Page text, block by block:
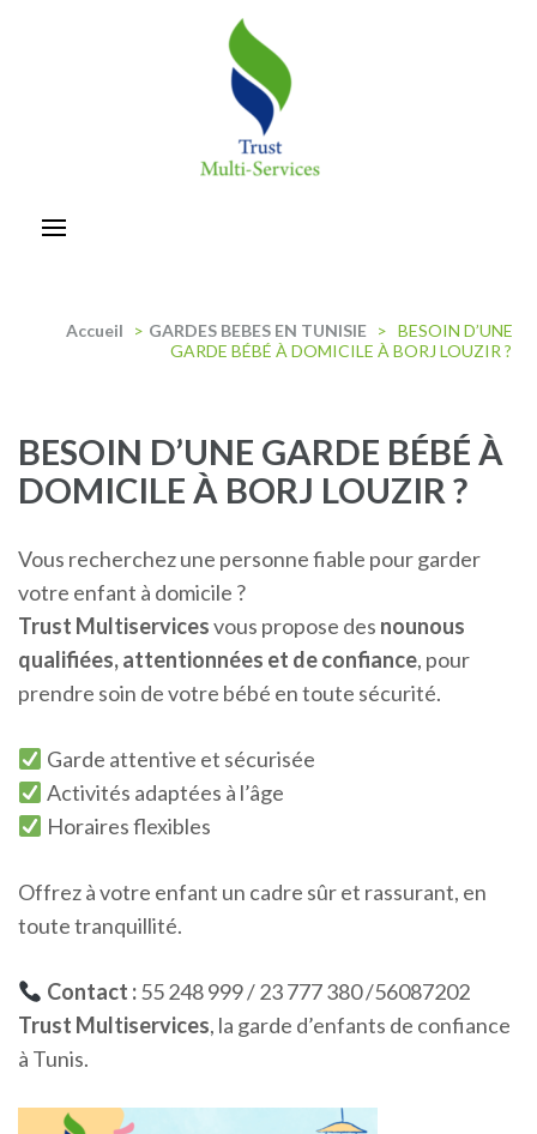
Accueil > GARDES BEBES EN TUNISIE > BESOIN D’UNE
GARDE BÉBÉ À DOMICILE À BORJ LOUZIR ?
BESOIN D’UNE GARDE BÉBÉ À
DOMICILE À BORJ LOUZIR ?
Vous recherchez une personne fiable pour garder
votre enfant à domicile ?
Trust Multiservicesvous propose des nounous
qualifiées, attentionnées et de confiance, pour
prendre soin de votre bébé en toute sécurité.
Garde attentive et sécurisée
Activités adaptées à l’âge
Horaires flexibles
Offrez à votre enfant un cadre sûr et rassurant, en
toute tranquillité.
Contact :55 248 999 / 23 777 380 /56087202
Trust Multiservices, la garde d’enfants de confiance
à Tunis.